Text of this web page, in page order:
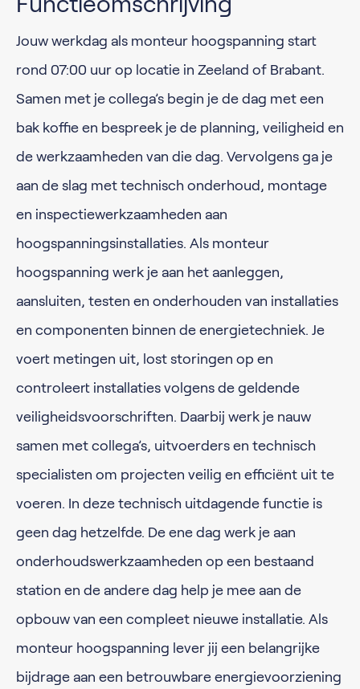
Jouw werkdag als monteur hoogspanning start
rond 07:00 uur op locatie in Zeeland of Brabant.
Samen met je collega’s begin je de dag met een
bak koffie en bespreek je de planning, veiligheid en
de werkzaamheden van die dag. Vervolgens ga je
aan de slag met technisch onderhoud, montage
en inspectiewerkzaamheden aan
hoogspanningsinstallaties. Als monteur
hoogspanning werk je aan het aanleggen,
aansluiten, testen en onderhouden van installaties
en componenten binnen de energietechniek. Je
voert metingen uit, lost storingen op en
controleert installaties volgens de geldende
veiligheidsvoorschriften. Daarbij werk je nauw
samen met collega’s, uitvoerders en technisch
specialisten om projecten veilig en efficiënt uit te
voeren. In deze technisch uitdagende functie is
geen dag hetzelfde. De ene dag werk je aan
onderhoudswerkzaamheden op een bestaand
station en de andere dag help je mee aan de
opbouw van een compleet nieuwe installatie. Als
monteur hoogspanning lever jij een belangrijke
bijdrage aan een betrouwbare energievoorziening